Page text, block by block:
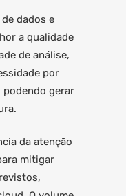
dados e
a qualidade
de análise,
por
podendo gerar
da atenção
mitigar